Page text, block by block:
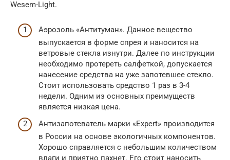
Wesem-Light.
Аэрозоль «Антитуман». Данное вещество
выпускается в форме спрея и наносится на
ветровые стекла изнутри. Далее по инструкции
необходимо протереть салфеткой, допускается
нанесение средства на уже запотевшее стекло.
Стоит использовать средство 1 раз в 3-4
недели. Одним из основных преимуществ
является низкая цена.
Антизапотеватель марки «Expert» производится
в России на основе экологичных компонентов.
Хорошо справляется с небольшим количеством
влаги и приятно пахнет. Его стоит наносить